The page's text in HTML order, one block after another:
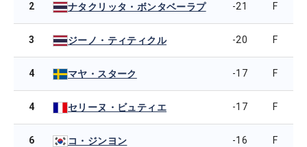
2 ナタクリッタ・ボンタベーラプ -21 F
3 ジーノ・ティティクル -20 F
4 マヤ・スターク -17 F
4 セリーヌ・ビュティエ -17 F
6 コ・ジンヨン -16 F